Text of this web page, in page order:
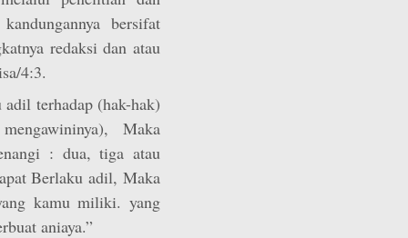
bersifat
redaksi dan atau
4:3.
terhadap (hak-hak)
Maka
: dua, tiga atau
Berlaku adil, Maka
kamu miliki. yang
aniaya.”